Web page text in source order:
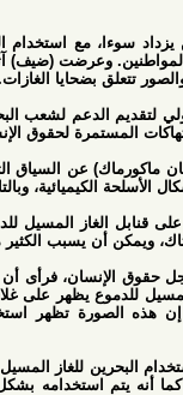
استخدام الغاز المسيل
الغازات.
لشعب البحرين،
لحقوق الإنسان في
السياق التاريخي
وبالتالي يجب أن
المسيل للدموع التي
فرأى أن حالة
على غلافه عدد
تظهر استخدام الغاز
المسيل للدموع
بشكل مفرط